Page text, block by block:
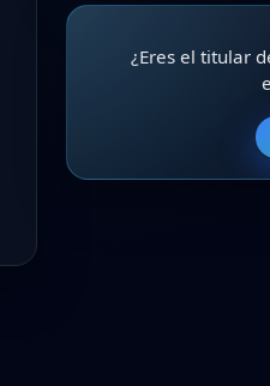
¿Eres el titular